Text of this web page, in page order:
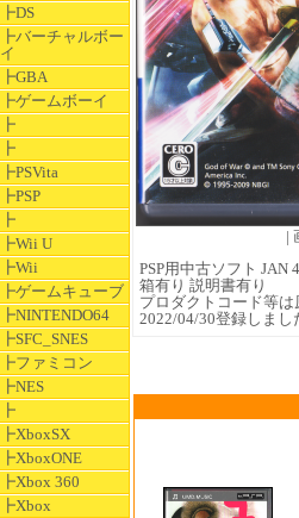
┣DS
┣バーチャルボー
イ
┣GBA
┣ゲームボーイ
┣
┣
┣PSVita
┣PSP
┣
┣Wii U
┣Wii
┣ゲームキューブ
┣NINTENDO64
┣SFC_SNES
┣ファミコン
┣NES
┣
┣XboxSX
┣XboxONE
┣Xbox 360
┣Xbox
|
PSP用中古ソフト JAN
箱有り 説明書有り
プロダクトコード等は
2022/04/30登録しまし